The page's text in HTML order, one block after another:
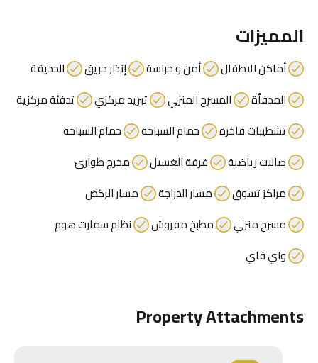
المميزات
أماكن للاطفال أمن و حراسة إنذار حريق
الحديقة
المدفأة
المسرح المنزلي تبريد مركزي
تدفئة مركزية
تشطيبات فاخرة
حمام السباحة
حمام السباحة
صالات رياضية
غرفة الغسيل
مخرج طوارئ
مراكز تسوق
مسار الدراجة
مسار الركض
مسرح منزلي
مطبخ مفروش
نظام سمارت هوم
واي فاي
Property Attachments